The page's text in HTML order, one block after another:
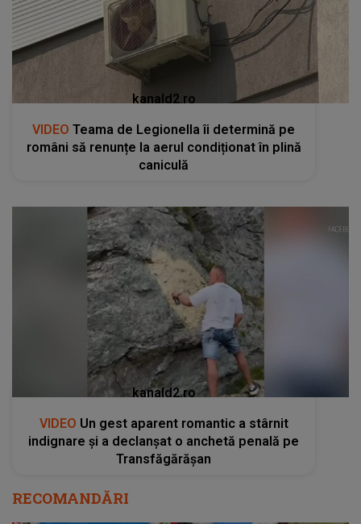
kanald2.ro
VIDEO Teama de Legionella îi determină pe
români să renunțe la aerul condiționat în plină
caniculă
kanald2.ro
VIDEO Un gest aparent romantic a stârnit
indignare și a declanșat o anchetă penală pe
Transfăgărășan
RECOMANDĂRI